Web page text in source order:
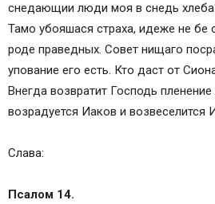
снедающии люди моя в снедь
Тамо убояшася страха, идеже не бе
роде праведных. Совет нищаго
упование его есть. Кто даст от
Внегда возвратит Господь
возрадуется Иаков и возвеселится
Слава:
Псалом 14.